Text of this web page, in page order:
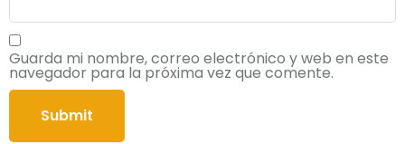
Guarda mi nombre, correo electrónico y web en este
navegador para la próxima vez que comente.